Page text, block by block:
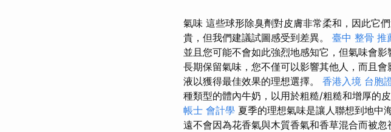
氣味 這些球形除臭劑對皮膚非常柔和，因此它
貴，但我們建議試圖感受到差異。 臺中 整骨 推
並且您可能不會如此強烈地感知它，但氣味會影
長期保留氣味，您不僅可以影響其他人，而且會
液以獲得最佳效果的理想選擇。 香港入境 台胞
種類型的體內牛奶，以用於粗糙/粗糙和增厚的
帳士 會計學 夏季的理想氣味是讓人聯想到地中
遠不會因為花香氣與木質香氣和香草混合而被忽